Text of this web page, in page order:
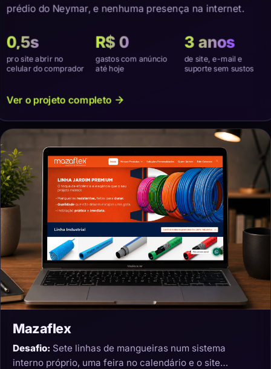
prédio do Neymar, e nenhuma presença na internet.
0,5s
pro site abrir no
celular do comprador
R$ 0
gastos com anúncio
até hoje
3 anos
de site, e-mail e
suporte sem sustos
Ver o projeto completo
Mazaflex
Desafio: Sete linhas de mangueiras num sistema
interno próprio, uma feira no calendário e o site